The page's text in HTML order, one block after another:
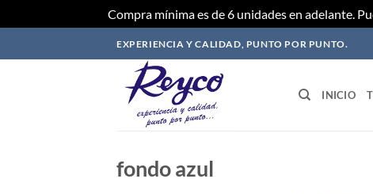
Compra mínima es de 6 unidades en adelante.
al
EXPERIENCIA Y CALIDAD, PUNTO POR PUNTO.
INICIO
fondo azul